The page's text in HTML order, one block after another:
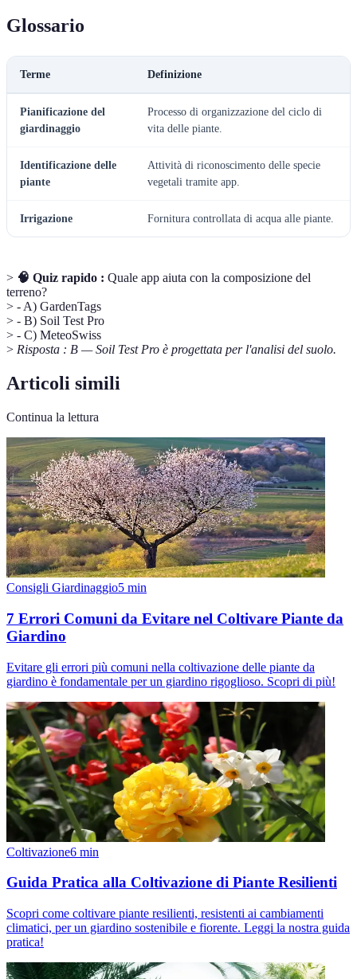
Glossario
Terme Definizione
Pianificazione del
giardinaggio
Processo di organizzazione del ciclo di
vita delle piante.
Identificazione delle
piante
Attività di riconoscimento delle specie
vegetali tramite app.
Irrigazione Fornitura controllata di acqua alle piante.
> 🧠 Quiz rapido : Quale app aiuta con la composizione del
terreno?
> - A) GardenTags
> - B) Soil Test Pro
> - C) MeteoSwiss
> Risposta : B — Soil Test Pro è progettata per l'analisi del suolo.
Articoli simili
Continua la lettura
Consigli Giardinaggio5 min
7 Errori Comuni da Evitare nel Coltivare Piante da
Giardino
Evitare gli errori più comuni nella coltivazione delle piante da
giardino è fondamentale per un giardino rigoglioso. Scopri di più!
Coltivazione6 min
Guida Pratica alla Coltivazione di Piante Resilienti
Scopri come coltivare piante resilienti, resistenti ai cambiamenti
climatici, per un giardino sostenibile e fiorente. Leggi la nostra guida
pratica!